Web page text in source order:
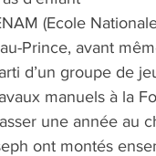
de Formation	: ENAM
Prince, avant
d’un groupe de
manuels à la
une année au
ont montés